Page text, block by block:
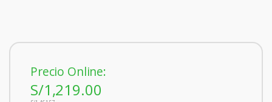
Precio Online:
S/1,219.00